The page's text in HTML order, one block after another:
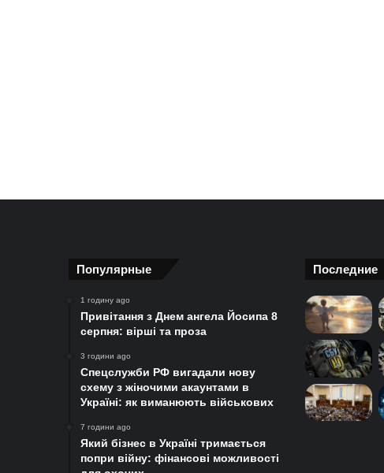
Популярные
1 годину ago
Привітання з Днем ангела Йосипа 8
серпня: вірші та проза
3 години ago
Спецслужби РФ вигадали нову
схему з жіночими акаунтами в
Україні: як виманюють військових
7 години ago
Який бізнес в Україні тримається
попри війну: фінансові можливості
Последние